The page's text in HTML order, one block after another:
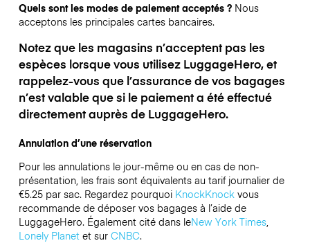
Quels sont les modes de paiement acceptés ? Nous
acceptons les principales cartes bancaires.
Notez que les magasins n’acceptent pas les
espèces lorsque vous utilisez LuggageHero, et
rappelez-vous que l’assurance de vos bagages
n’est valable que si le paiement a été effectué
directement auprès de LuggageHero.
Annulation d’une réservation
Pour les annulations le jour-même ou en cas de non-
présentation, les frais sont équivalents au tarif journalier de
€5.25 par sac. Regardez pourquoi KnockKnockvous
recommande de déposer vos bagages à l’aide de
LuggageHero. Également cité dans leNew York Times,
Lonely Planetet sur CNBC.